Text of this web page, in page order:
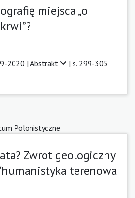
miejsca „o
2020 | Abstrakt | s. 299-305
Polonistyczne
Zwrot geologiczny
terenowa